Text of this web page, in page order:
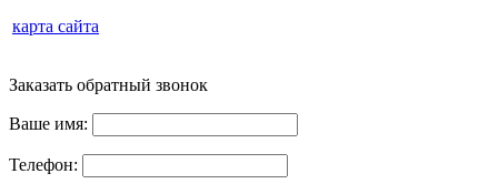
карта сайта
Заказать обратный звонок
Ваше имя:
Телефон: